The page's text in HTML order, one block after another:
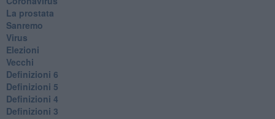
La prostata
Sanremo
Virus
Elezioni
Vecchi
Definizioni 6
Definizioni 5
Definizioni 4
Definizioni 3